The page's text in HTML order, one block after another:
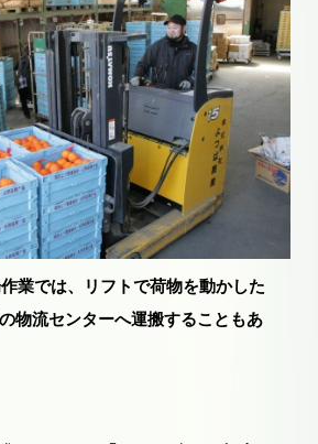
作業では、リフトで荷物を動かした
物流センターへ運搬することもあ